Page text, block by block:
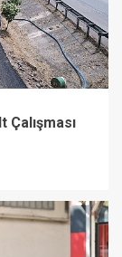
desteği
Çalışması